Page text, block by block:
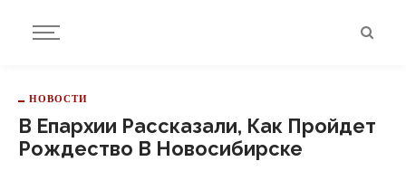
НОВОСТИ
В Епархии Рассказали, Как Пройдет
Рождество В Новосибирске